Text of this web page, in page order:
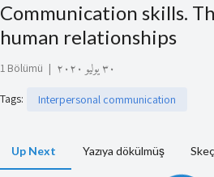
Communication skills.
human relationships
1 Bölümü | ٣٠ يوليو ٢٠٢٠
Tags: Interpersonal communication
Up Next Yazıya dökülmüş